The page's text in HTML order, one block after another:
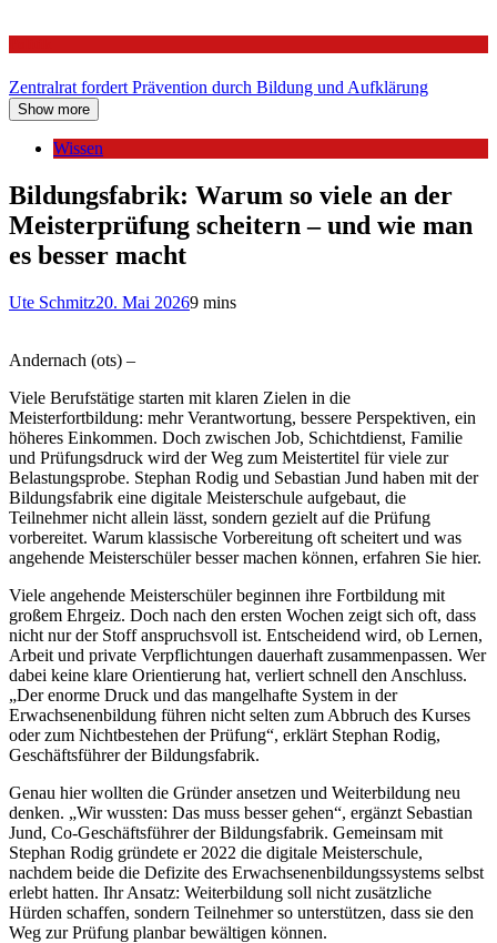
Zentralrat fordert Prävention durch Bildung und Aufklärung
Show more
Wissen
Bildungsfabrik: Warum so viele an der
Meisterprüfung scheitern – und wie man
es besser macht
Ute Schmitz20. Mai 20269 mins
Andernach (ots) –
Viele Berufstätige starten mit klaren Zielen in die
Meisterfortbildung: mehr Verantwortung, bessere Perspektiven, ein
höheres Einkommen. Doch zwischen Job, Schichtdienst, Familie
und Prüfungsdruck wird der Weg zum Meistertitel für viele zur
Belastungsprobe. Stephan Rodig und Sebastian Jund haben mit der
Bildungsfabrik eine digitale Meisterschule aufgebaut, die
Teilnehmer nicht allein lässt, sondern gezielt auf die Prüfung
vorbereitet. Warum klassische Vorbereitung oft scheitert und was
angehende Meisterschüler besser machen können, erfahren Sie hier.
Viele angehende Meisterschüler beginnen ihre Fortbildung mit
großem Ehrgeiz. Doch nach den ersten Wochen zeigt sich oft, dass
nicht nur der Stoff anspruchsvoll ist. Entscheidend wird, ob Lernen,
Arbeit und private Verpflichtungen dauerhaft zusammenpassen. Wer
dabei keine klare Orientierung hat, verliert schnell den Anschluss.
„Der enorme Druck und das mangelhafte System in der
Erwachsenenbildung führen nicht selten zum Abbruch des Kurses
oder zum Nichtbestehen der Prüfung“, erklärt Stephan Rodig,
Geschäftsführer der Bildungsfabrik.
Genau hier wollten die Gründer ansetzen und Weiterbildung neu
denken. „Wir wussten: Das muss besser gehen“, ergänzt Sebastian
Jund, Co-Geschäftsführer der Bildungsfabrik. Gemeinsam mit
Stephan Rodig gründete er 2022 die digitale Meisterschule,
nachdem beide die Defizite des Erwachsenenbildungssystems selbst
erlebt hatten. Ihr Ansatz: Weiterbildung soll nicht zusätzliche
Hürden schaffen, sondern Teilnehmer so unterstützen, dass sie den
Weg zur Prüfung planbar bewältigen können.